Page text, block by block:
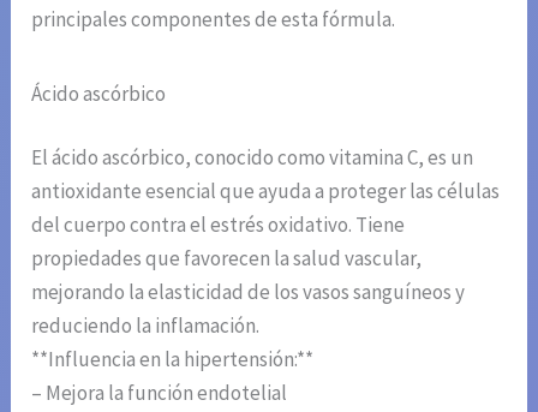
principales componentes de esta fórmula.
Ácido ascórbico
El ácido ascórbico, conocido como vitamina C, es un
antioxidante esencial que ayuda a proteger las células
del cuerpo contra el estrés oxidativo. Tiene
propiedades que favorecen la salud vascular,
mejorando la elasticidad de los vasos sanguíneos y
reduciendo la inflamación.
**Influencia en la hipertensión:**
– Mejora la función endotelial